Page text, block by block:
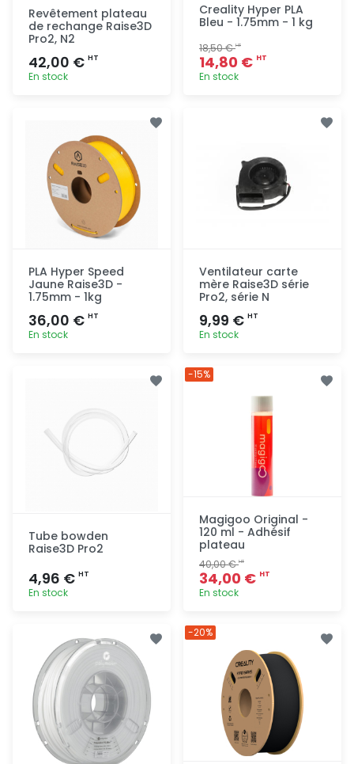
Revêtement plateau
de rechange Raise3D
Pro2, N2
42,00 € HT
En stock
Creality Hyper PLA
Bleu - 1.75mm - 1 kg
18,50 €HT
14,80 € HT
En stock
PLA Hyper Speed
Jaune Raise3D -
1.75mm - 1kg
36,00 € HT
En stock
Ventilateur carte
mère Raise3D série
Pro2, série N
9,99 € HT
En stock
Tube bowden
Raise3D Pro2
4,96 € HT
En stock
rapide
Magigoo Original -
120 ml - Adhésif
plateau
40,00 €HT
34,00 € HT
En stock
-15%
-20%